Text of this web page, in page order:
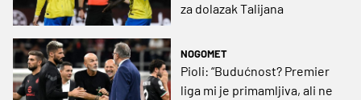
za dolazak Talijana
NOGOMET
Pioli: “Budućnost? Premier
liga mi je primamljiva, ali ne